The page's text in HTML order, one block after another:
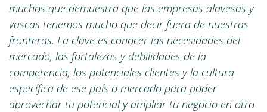
muchos que demuestra que las empresas alavesas y
vascas tenemos mucho que decir fuera de nuestras
fronteras. La clave es conocer las necesidades del
mercado, las fortalezas y debilidades de la
competencia, los potenciales clientes y la cultura
específica de ese país o mercado para poder
aprovechar tu potencial y ampliar tu negocio en otro